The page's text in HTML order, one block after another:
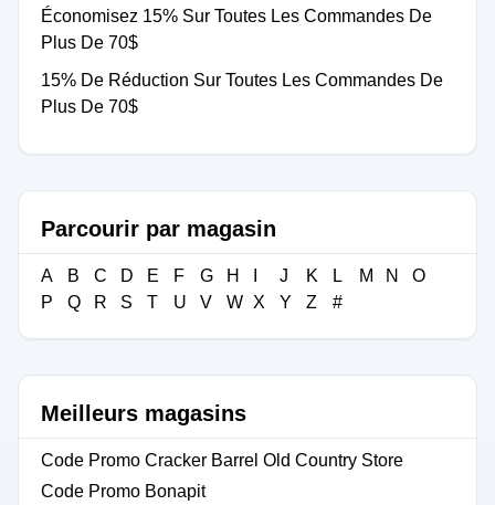
Économisez 15% Sur Toutes Les Commandes De
Plus De 70$
15% De Réduction Sur Toutes Les Commandes De
Plus De 70$
Parcourir par magasin
A B C D E F G H J K L M N
O
P
Q R S T U V W X Y Z #
Meilleurs magasins
Code Promo Cracker Barrel Old Country Store
Code Promo Bonapit